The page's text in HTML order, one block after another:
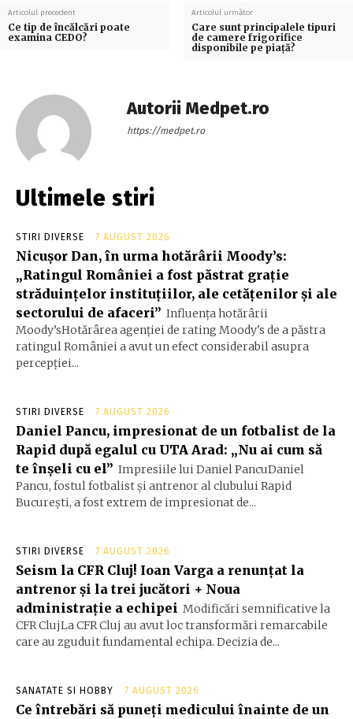
Articolul precedent
Ce tip de încălcări poate
examina CEDO?
Articolul următor
Care sunt principalele tipuri
de camere frigorifice
disponibile pe piață?
Autorii Medpet.ro
https://medpet.ro
Ultimele stiri
STIRI DIVERSE 7 AUGUST 2026
Nicușor Dan, în urma hotărârii Moody’s:
„Ratingul României a fost păstrat grație
străduințelor instituțiilor, ale cetățenilor și ale
sectorului de afaceri” Influența hotărârii
Moody’sHotărârea agenției de rating Moody's de a păstra
ratingul României a avut un efect considerabil asupra
percepției...
STIRI DIVERSE 7 AUGUST 2026
Daniel Pancu, impresionat de un fotbalist de la
Rapid după egalul cu UTA Arad: „Nu ai cum să
te înșeli cu el” Impresiile lui Daniel PancuDaniel
Pancu, fostul fotbalist și antrenor al clubului Rapid
București, a fost extrem de impresionat de...
STIRI DIVERSE 7 AUGUST 2026
Seism la CFR Cluj! Ioan Varga a renunțat la
antrenor și la trei jucători + Noua
administrație a echipei Modificări semnificative la
CFR ClujLa CFR Cluj au avut loc transformări remarcabile
care au zguduit fundamental echipa. Decizia de...
SANATATE SI HOBBY 7 AUGUST 2026
Ce întrebări să puneți medicului înainte de un